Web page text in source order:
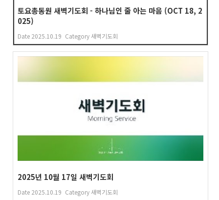
토요총동원 새벽기도회 - 하나님인 줄 아는 마음 (OCT 18, 2
025)
Date 2025.10.19 Category새벽기도회
2025년 10월 17일 새벽기도회
Date 2025.10.19 Category새벽기도회